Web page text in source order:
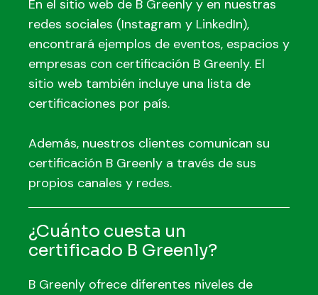
En el sitio web de B Greenly y en nuestras
redes sociales (Instagram y LinkedIn),
encontrará ejemplos de eventos, espacios y
empresas con certificación B Greenly. El
sitio web también incluye una lista de
certificaciones por país.
Además, nuestros clientes comunican su
certificación B Greenly a través de sus
propios canales y redes.
¿Cuánto cuesta un
certificado B Greenly?
B Greenly ofrece diferentes niveles de